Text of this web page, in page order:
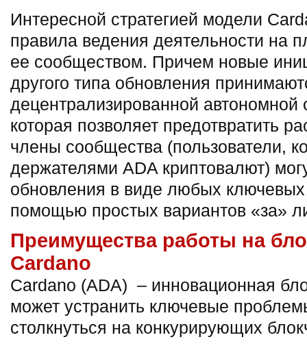
Интересной стратегией модели
правила ведения деятельности на
ее сообществом. Причем новые
другого типа обновления
децентрализированной автономной
которая позволяет предотвратить
члены сообщества (пользователи,
держателями ADA криптовалют)
обновления в виде любых ключевых
помощью простых вариантов «за»
Преимущества работы на
Cardano
Cardano (ADA) – инновационная
может устранить ключевые
столкнуться на конкурирующих